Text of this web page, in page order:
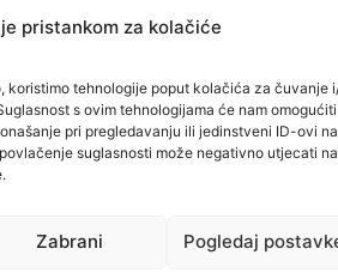
pristankom za kolačiće
koristimo tehnologije poput kolačića za čuvanje
s ovim tehnologijama će nam
pri pregledavanju ili jedinstveni ID-ovi na
suglasnosti može negativno utjecati na
Zabrani Pogledaj